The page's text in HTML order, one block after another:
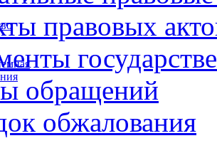
правовых
обращений
обжалования